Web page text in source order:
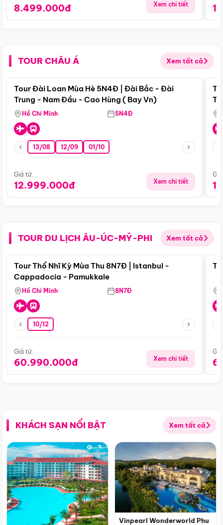
8.499.000đ Xem chi tiết
TOUR CHÂU Á Xem tất cả
Điểm nổi bật
Tour Đài Loan Mùa Hè 5N4Đ | Đài Bắc - Đài
Trung - Nam Đầu - Cao Hùng ( Bay Vn)
Hồ Chí Minh 5N4Đ
13/08 12/09 01/10
Giá từ:
12.999.000đ Xem chi tiết
TOUR DU LỊCH ÂU-ÚC-MỸ-PHI Xem tất cả
Điểm nổi bật
Tour Thổ Nhĩ Kỳ Mùa Thu 8N7Đ | Istanbul -
Cappadocia - Pamukkale
Hồ Chí Minh 8N7Đ
10/12
Giá từ:
60.990.000đ Xem chi tiết
KHÁCH SẠN NỔI BẬT Xem tất cả
Vinpearl Wonderworld Phu